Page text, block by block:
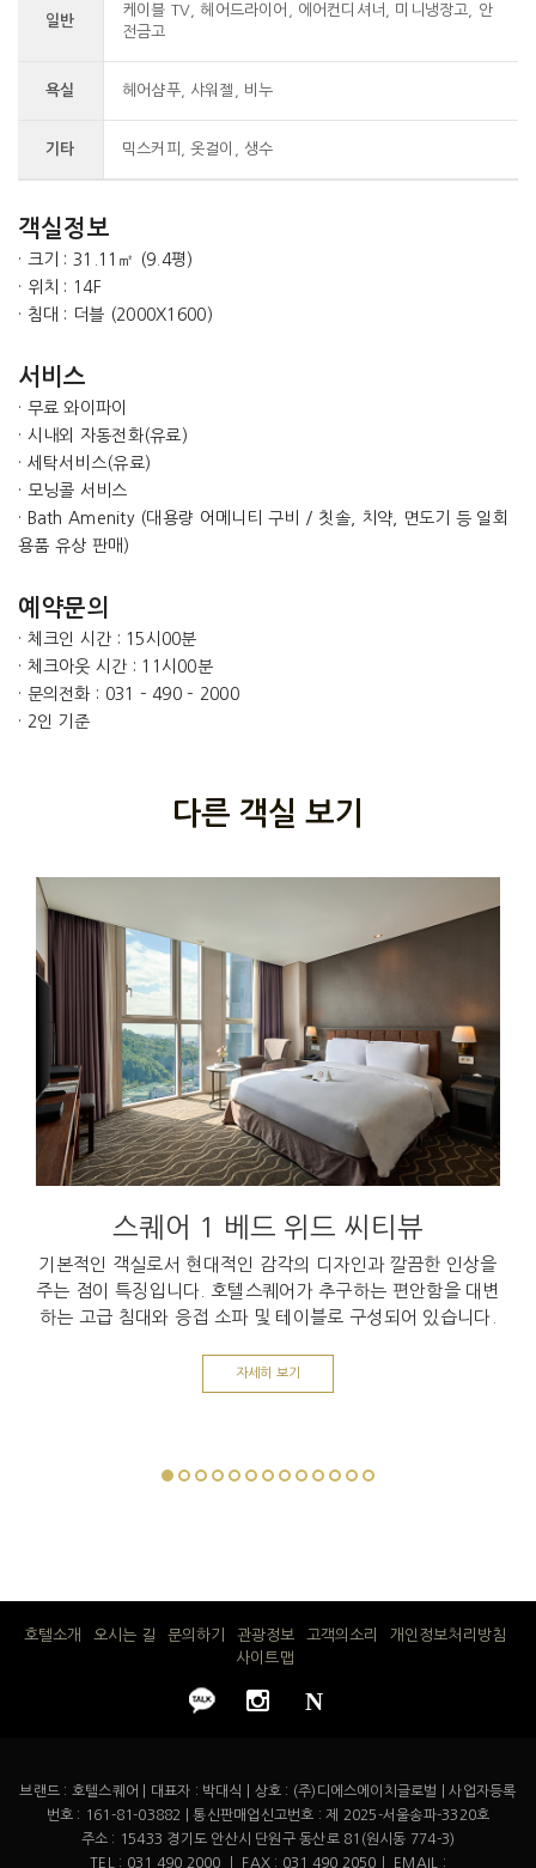
일반
케이블 TV, 헤어드라이어, 에어컨디셔너, 미니냉장고, 안
전금고
욕실 헤어샴푸, 샤워젤, 비누
기타 믹스커피, 옷걸이, 생수
객실정보
· 크기 : 31.11㎡ (9.4평)
· 위치 : 14F
· 침대 : 더블 (2000X1600)
서비스
· 무료 와이파이
· 시내외 자동전화(유료)
· 세탁서비스(유료)
· 모닝콜 서비스
· Bath Amenity (대용량 어메니티 구비 / 칫솔, 치약, 면도기 등 일회
용품 유상 판매)
예약문의
· 체크인 시간 : 15시00분
· 체크아웃 시간 : 11시00분
· 문의전화 : 031 – 490 – 2000
· 2인 기준
다른 객실 보기
스퀘어 1 베드 위드 씨티뷰
기본적인 객실로서 현대적인 감각의 디자인과 깔끔한 인상을
주는 점이 특징입니다. 호텔스퀘어가 추구하는 편안함을 대변
하는 고급 침대와 응접 소파 및 테이블로 구성되어 있습니다.
자세히 보기
호텔소개 오시는 길 문의하기 관광정보 고객의소리
개인정보처리방침
사이트맵
N
브랜드 : 호텔스퀘어 | 대표자 : 박대식 | 상호 : (주)디에스에이치글로벌 | 사업자등록
번호 : 161-81-03882 | 통신판매업신고번호 : 제 2025-서울송파-3320호
주소 : 15433 경기도 안산시 단원구 동산로 81(원시동 774-3)
TEL : 031 490 2000 ㅣ FAX : 031 490 2050ㅣ EMAIL :